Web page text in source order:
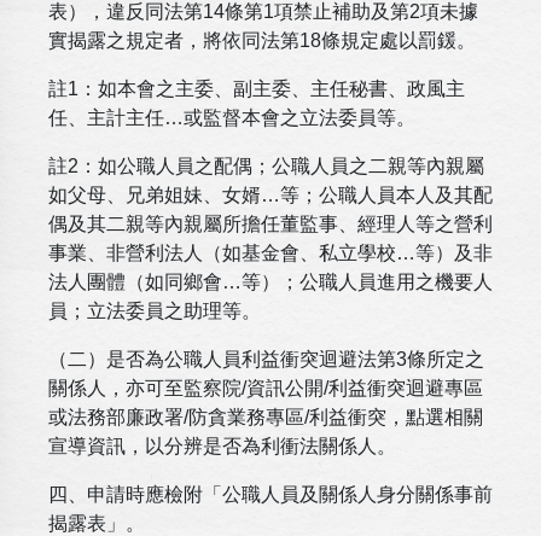
表），違反同法第14條第1項禁止補助及第2項未據
實揭露之規定者，將依同法第18條規定處以罰鍰。
註1：如本會之主委、副主委、主任秘書、政風主
任、主計主任…或監督本會之立法委員等。
註2：如公職人員之配偶；公職人員之二親等內親屬
如父母、兄弟姐妹、女婿…等；公職人員本人及其配
偶及其二親等內親屬所擔任董監事、經理人等之營利
事業、非營利法人（如基金會、私立學校…等）及非
法人團體（如同鄉會…等）；公職人員進用之機要人
員；立法委員之助理等。
（二）是否為公職人員利益衝突迴避法第3條所定之
關係人，亦可至監察院/資訊公開/利益衝突迴避專區
或法務部廉政署/防貪業務專區/利益衝突，點選相關
宣導資訊，以分辨是否為利衝法關係人。
四、申請時應檢附「公職人員及關係人身分關係事前
揭露表」。